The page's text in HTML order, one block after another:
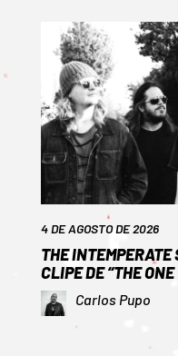
4 DE AGOSTO DE 2026
THE
CLIPE DE “THE
Carlos Pupo